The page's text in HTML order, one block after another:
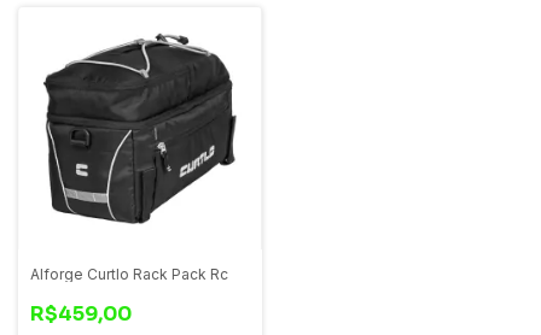
Alforge Curtlo Rack Pack Rc
R$459,00